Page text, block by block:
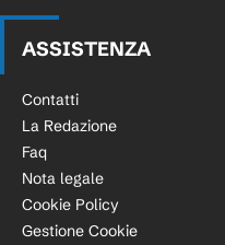
ASSISTENZA
Contatti
La Redazione
Faq
Nota legale
Cookie Policy
Gestione Cookie